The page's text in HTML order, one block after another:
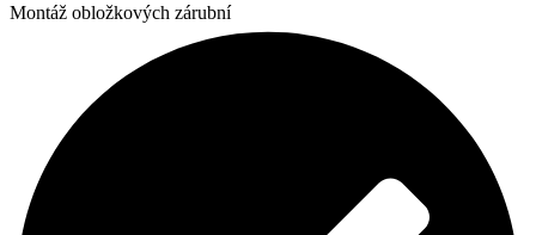
Montáž obložkových zárubní